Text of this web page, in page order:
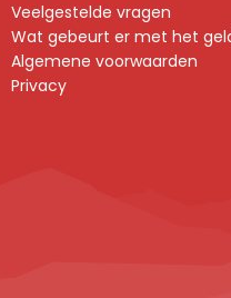
Veelgestelde vragen
Wat gebeurt er met het
Algemene voorwaarden
Privacy